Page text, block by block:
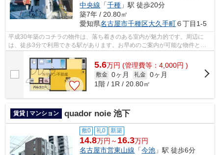
中央線 「千種 」駅 徒歩20分
築7年 / 20.80㎡
愛知県名古屋市千種区大久手町６丁目1-5
平成30年築のコチラの物件は、落ち着きのある室内が魅力的です。周辺に
は、徒歩3分で利用できる駅があります。お早めのご案内が可能な物件とな
っておりますので、内見のご予約お待ちし...
5.6万円 (管理費等：4,000円 )
敷金 0ヶ月 礼金 0ヶ月
1階 / 1R / 20.80㎡
賃貸 | マンション quador noie 池下
敷0 礼0 新築
14.8万円～ 16.3万円
名古屋市営東山線 「今池 」駅 徒歩6分